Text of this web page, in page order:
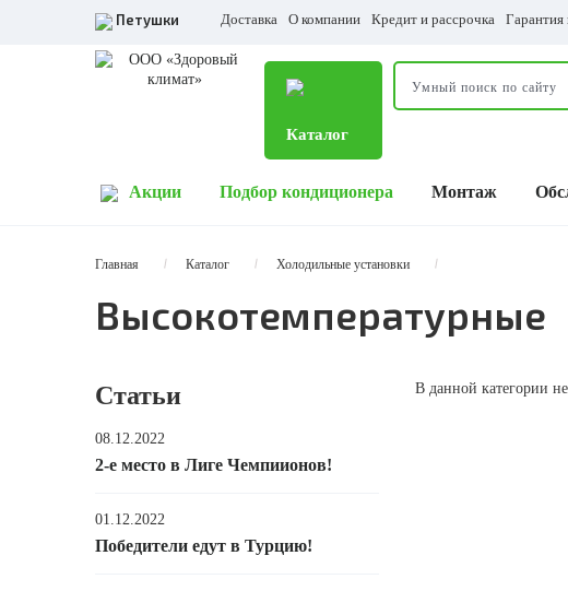
Петушки Доставка О компании Кредит и рассрочка Гарантия
Каталог
Акции Подбор кондиционера Монтаж
Главная Каталог Холодильные установки
Высокотемпературные
Статьи
08.12.2022
2-е место в Лиге Чемпиионов!
01.12.2022
Победители едут в Турцию!
В данной категории